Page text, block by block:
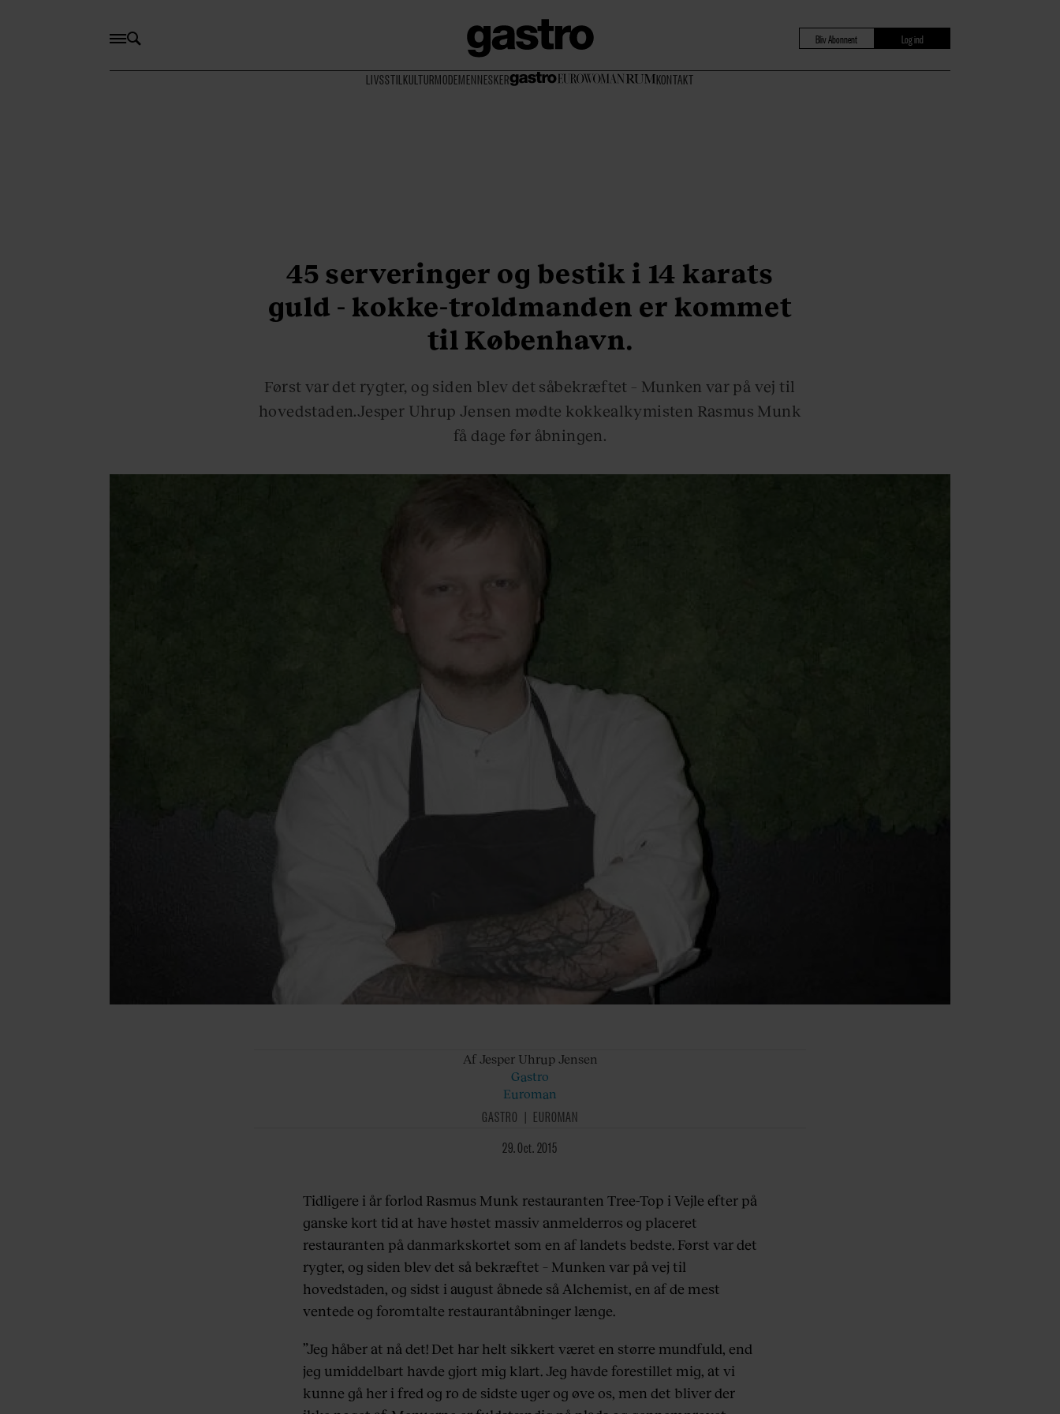
LIVSSTIL KULTURMODEMENNESKER KONTAKT
Bliv Abonnent Log ind
45 serveringer og bestik i 14 karats
guld - kokke-troldmanden er kommet
til København.
Først var det rygter, og siden blev det såbekræftet – Munken var på vej til
hovedstaden.Jesper Uhrup Jensen mødte kokkealkymisten Rasmus Munk
få dage før åbningen.
Af Jesper Uhrup Jensen
Gastro
Euroman
GASTRO
EUROMAN
29. Oct. 2015
Tidligere i år forlod Rasmus Munk restauranten Tree-Top i Vejle efter på
ganske kort tid at have høstet massiv anmelderros og placeret
restauranten på danmarkskortet som en af landets bedste. Først var det
rygter, og siden blev det så bekræftet – Munken var på vej til
hovedstaden, og sidst i august åbnede så Alchemist, en af de mest
ventede og foromtalte restaurantåbninger længe.
”Jeg håber at nå det! Det har helt sikkert været en større mundfuld, end
jeg umiddelbart havde gjort mig klart. Jeg havde forestillet mig, at vi
kunne gå her i fred og ro de sidste uger og øve os, men det bliver der